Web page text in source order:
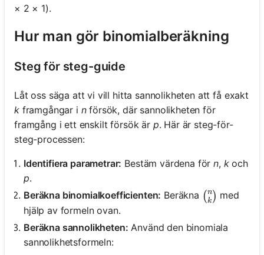
× 2 × 1).
Hur man gör binomialberäkning
Steg för steg-guide
Låt oss säga att vi vill hitta sannolikheten att få exakt
kframgångar i nförsök, där sannolikheten för
framgång i ett enskilt försök är p. Här är steg-för-
steg-processen:
Identifiera parametrar: Bestäm värdena förn, koch
p.
Beräkna binomialkoefficienten: Beräkna (k
n) med
hjälp av formeln ovan.
Beräkna sannolikheten: Använd den binomiala
sannolikhetsformeln: